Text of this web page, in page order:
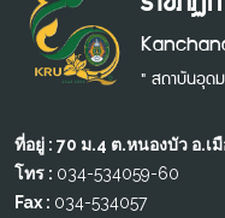
" สถาบันอุด
ที่อยู่ : 70 ม.4 ต.หนองบัว อ.เ
โทร : 034-534059-60
Fax : 034-534057